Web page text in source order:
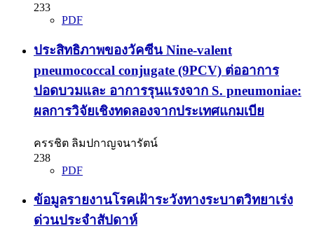
233
PDF
ประสิทธิภาพของวัคซีน Nine-valent
pneumococcal conjugate (9PCV) ต่ออาการ
ปอดบวมและ อาการรุนแรงจาก S. pneumoniae:
ผลการวิจัยเชิงทดลองจากประเทศแกมเบีย
ครรชิต ลิมปกาญจนารัตน์
238
PDF
ข้อมูลรายงานโรคเฝ้าระวังทางระบาตวิทยาเร่ง
ด่วนประจำสัปดาห์